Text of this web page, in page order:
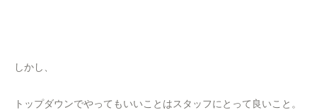
しかし、
トップダウンでやってもいいことはスタッフにとって良いこと。